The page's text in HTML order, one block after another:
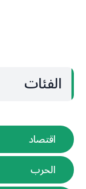
الفئات
اقتصاد
الحرب